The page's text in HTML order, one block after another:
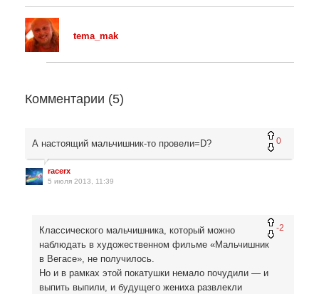
tema_mak
Комментарии (5)
0
А настоящий мальчишник-то провели=D?
racerx
5 июля 2013, 11:39
-2
Классического мальчишника, который можно
наблюдать в художественном фильме «Мальчишник
в Вегасе», не получилось.
Но и в рамках этой покатушки немало почудили — и
выпить выпили, и будущего жениха развлекли